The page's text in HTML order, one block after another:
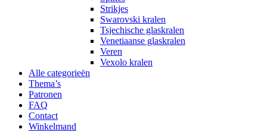
Strikjes
Swarovski kralen
Tsjechische glaskralen
Venetiaanse glaskralen
Veren
Vexolo kralen
Alle categorieën
Thema’s
Patronen
FAQ
Contact
Winkelmand